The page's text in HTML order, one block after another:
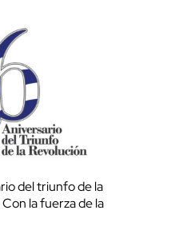
del triunfo de la
la fuerza de la